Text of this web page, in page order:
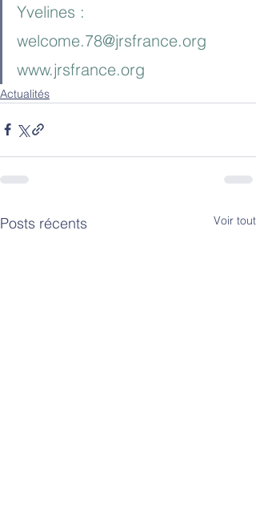
Yvelines :
welcome.78@jrsfrance.org
www.jrsfrance.org
Actualités
Posts récents Voir tout